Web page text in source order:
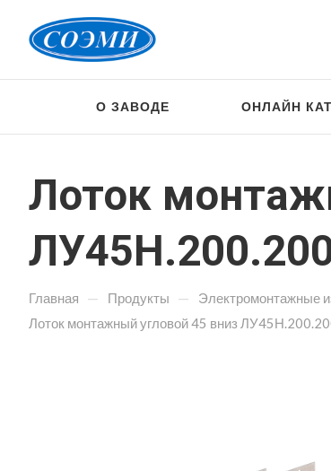
О ЗАВОДЕ ОНЛАЙН
Лоток
Главная — Продукты — Электромонтажные
Лоток монтажный угловой 45 вниз